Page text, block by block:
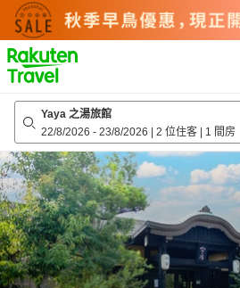
to
top
page
Yaya 之湯旅館
22/8/2026 - 23/8/2026 | 2 位住客 | 1 間房